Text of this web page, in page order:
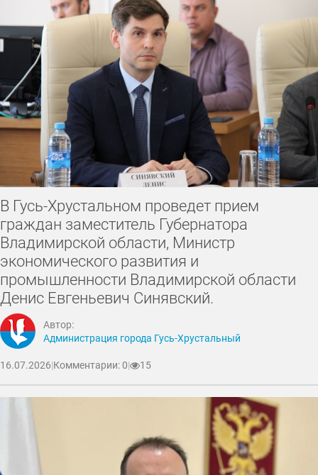
В Гусь-Хрустальном проведет прием
граждан заместитель Губернатора
Владимирской области, Министр
экономического развития и
промышленности Владимирской области
Денис Евгеньевич Синявский.
Автор:
Администрация города Гусь-Хрустальный
16.07.2026|Комментарии: 0| 15